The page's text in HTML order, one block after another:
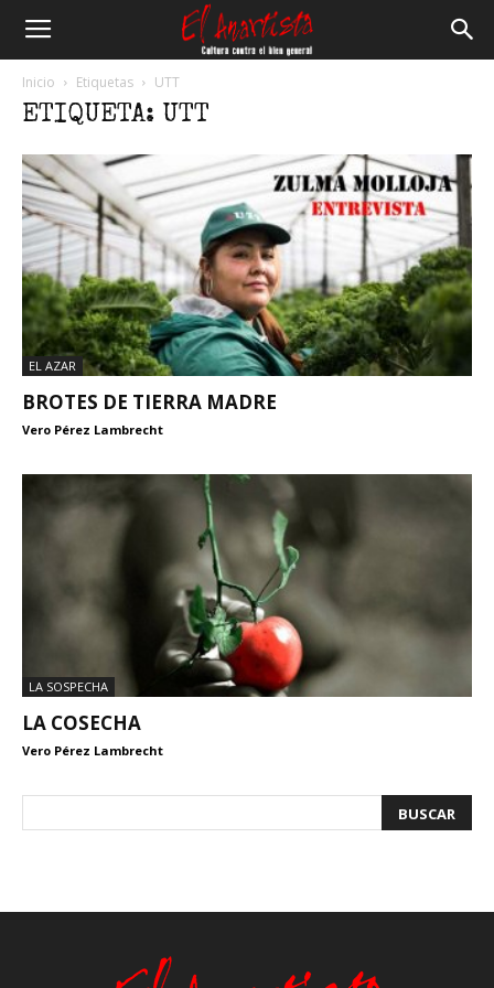
Inicio Etiquetas UTT
ETIQUETA: UTT
EL AZAR
BROTES DE TIERRA MADRE
Vero Pérez Lambrecht
LA SOSPECHA
LA COSECHA
Vero Pérez Lambrecht